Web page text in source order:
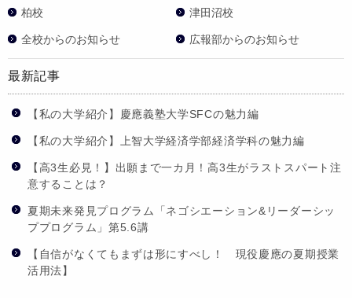
柏校 津田沼校
全校からのお知らせ 広報部からのお知らせ
最新記事
【私の大学紹介】慶應義塾大学SFCの魅力編
【私の大学紹介】上智大学経済学部経済学科の魅力編
【高3生必見！】出願まで一カ月！高3生がラストスパート注
意することは？
夏期未来発見プログラム「ネゴシエーション&リーダーシッ
ププログラム」第5.6講
【自信がなくてもまずは形にすべし！ 現役慶應の夏期授業
活用法】